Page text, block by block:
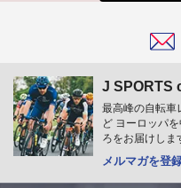
J SPORTS
最高峰の自転車
ど ヨーロッパ
ろをお届けしま
メルマガを登